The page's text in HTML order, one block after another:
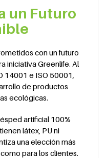
un Futuro
con un futuro
iniciativa Greenlife. Al
14001 e ISO 50001,
de productos
ecológicas.
artificial 100%
látex, PU ni
una elección más
para los clientes.